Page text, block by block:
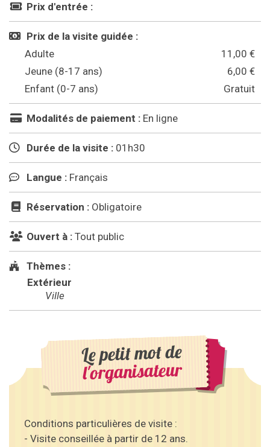
Prix d'entrée :
Prix de la visite guidée :
Adulte
11,00 €
Jeune (8-17 ans)
6,00 €
Enfant (0-7 ans)
Gratuit
Modalités de paiement : En ligne
Durée de la visite : 01h30
Langue : Français
Réservation : Obligatoire
Ouvert à : Tout public
Thèmes :
Extérieur
Ville
Le petit mot de
l'organisateur
Conditions particulières de visite :
- Visite conseillée à partir de 12 ans.